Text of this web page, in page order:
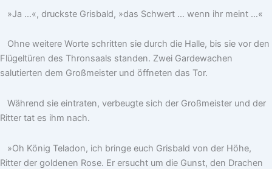
»Ja …«, druckste Grisbald, »das Schwert … wenn ihr meint …«
Ohne weitere Worte schritten sie durch die Halle, bis sie vor den
Flügeltüren des Thronsaals standen. Zwei Gardewachen
salutierten dem Großmeister und öffneten das Tor.
Während sie eintraten, verbeugte sich der Großmeister und der
Ritter tat es ihm nach.
»Oh König Teladon, ich bringe euch Grisbald von der Höhe,
Ritter der goldenen Rose. Er ersucht um die Gunst, den Drachen